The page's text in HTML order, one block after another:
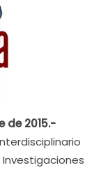
de 2015.-